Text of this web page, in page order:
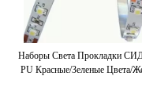
Наборы Света Прокладки
PU Красные/зеленые Цвета/